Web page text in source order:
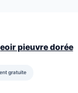
pieuvre dorée
gratuite